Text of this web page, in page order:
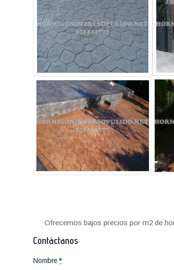
Ofrecemos bajos precios por m2 de
Contáctanos
Nombre*